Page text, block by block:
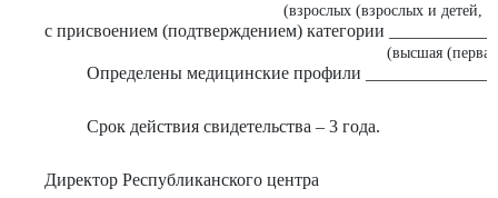
(взрослых (взрослых и детей,
с присвоением (подтверждением) категории
(высшая
Определены медицинские профили
Срок действия свидетельства – 3 года.
Директор Республиканского центра